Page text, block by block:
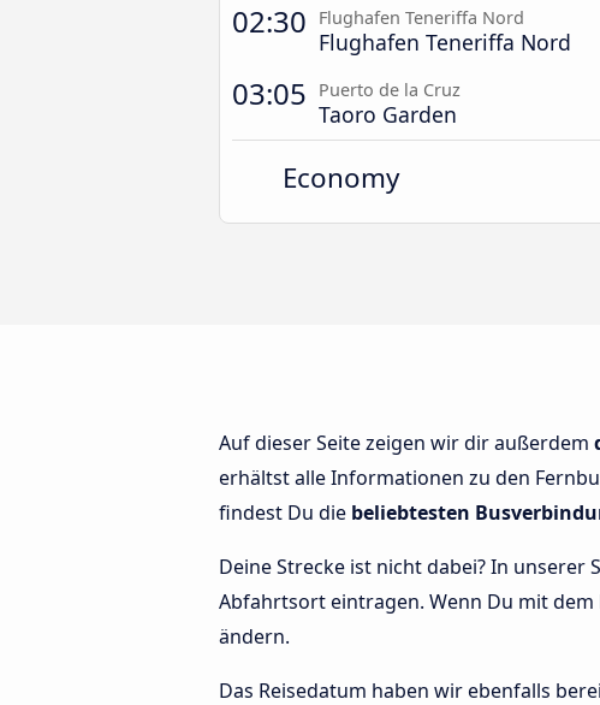
02:30 Flughafen Teneriffa Nord
Flughafen Teneriffa Nord
03:05 Puerto de la Cruz
Taoro Garden
Economy
Auf dieser Seite zeigen wir dir außerdem
erhältst alle Informationen zu den
findest Du die beliebtesten
Deine Strecke ist nicht dabei? In
Abfahrtsort eintragen. Wenn Du mit dem
ändern.
Das Reisedatum haben wir ebenfalls